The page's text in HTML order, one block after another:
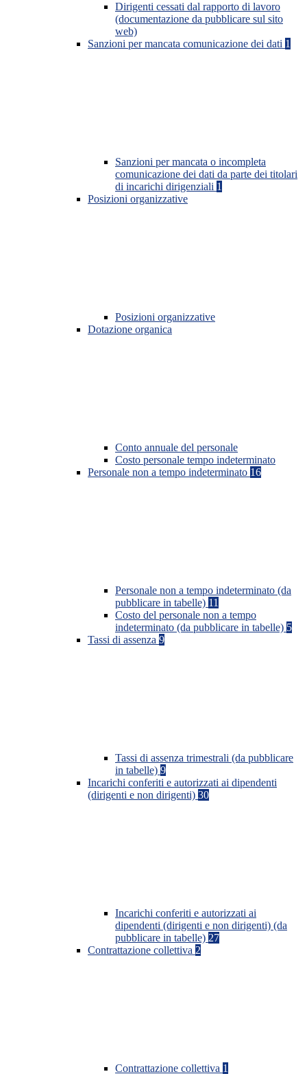
Dirigenti cessati dal rapporto di lavoro
(documentazione da pubblicare sul sito
web)
Sanzioni per mancata comunicazione dei dati 1
Sanzioni per mancata o incompleta
comunicazione dei dati da parte dei titolari
di incarichi dirigenziali 1
Posizioni organizzative
Posizioni organizzative
Dotazione organica
Conto annuale del personale
Costo personale tempo indeterminato
Personale non a tempo indeterminato 16
Personale non a tempo indeterminato (da
pubblicare in tabelle) 11
Costo del personale non a tempo
indeterminato (da pubblicare in tabelle) 5
Tassi di assenza 9
Tassi di assenza trimestrali (da pubblicare
in tabelle) 9
Incarichi conferiti e autorizzati ai dipendenti
(dirigenti e non dirigenti) 30
Incarichi conferiti e autorizzati ai
dipendenti (dirigenti e non dirigenti) (da
pubblicare in tabelle) 27
Contrattazione collettiva 2
Contrattazione collettiva 1